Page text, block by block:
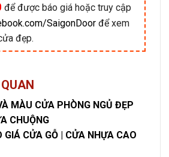
để được báo giá hoặc truy cập
SaigonDoor để xem
đẹp.
MÀU CỬA PHÒNG NGỦ ĐẸP
CHUỘNG
GIÁ CỬA GỖ | CỬA NHỰA CAO